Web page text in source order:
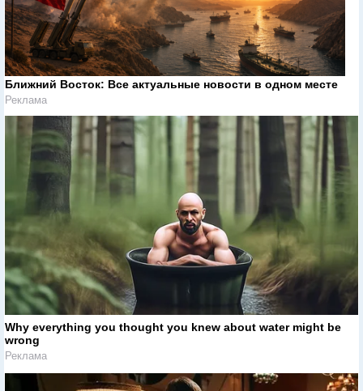
Ближний Восток: Все актуальные новости в одном месте
Реклама
Why everything you thought you knew about water might be
wrong
Реклама